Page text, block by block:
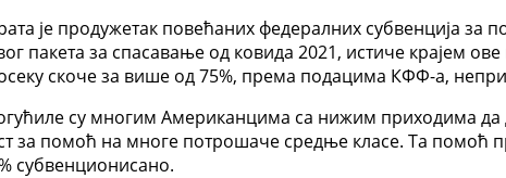
је продужетак повећаних федералних субвенција за
пакета за спасавање од ковида 2021, истиче крајем
скоче за више од 75%, према подацима КФФ-а,
су многим Американцима са нижим приходима
за помоћ на многе потрошаче средње класе. Та помоћ
субвенционисано.